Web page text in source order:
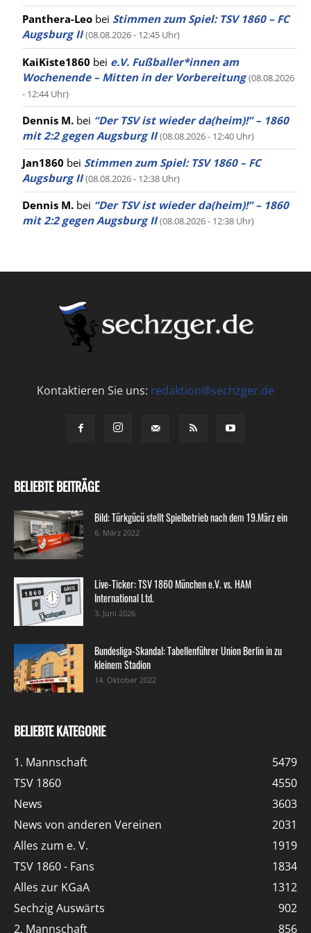
Panthera-Leo bei Stimmen zum Spiel: TSV 1860 – FC
Augsburg II (08.08.2026 - 12:45 Uhr)
KaiKiste1860 bei e.V. Fußballer*innen am
Wochenende – Mitten in der Vorbereitung (08.08.2026
- 12:44 Uhr)
Dennis M. bei “Der TSV ist wieder da(heim)!” – 1860
mit 2:2 gegen Augsburg II (08.08.2026 - 12:40 Uhr)
Jan1860 bei Stimmen zum Spiel: TSV 1860 – FC
Augsburg II (08.08.2026 - 12:38 Uhr)
Dennis M. bei “Der TSV ist wieder da(heim)!” – 1860
mit 2:2 gegen Augsburg II (08.08.2026 - 12:38 Uhr)
Kontaktieren Sie uns: redaktion@sechzger.de
BELIEBTE BEITRÄGE
Bild: Türkgücü stellt Spielbetrieb nach dem 19.März ein
6. März 2022
Live-Ticker: TSV 1860 München e.V. vs. HAM
International Ltd.
3. Juni 2026
Bundesliga-Skandal: Tabellenführer Union Berlin in zu
kleinem Stadion
14. Oktober 2022
BELIEBTE KATEGORIE
1. Mannschaft
5479
TSV 1860
4550
News
3603
News von anderen Vereinen
2031
Alles zum e. V.
1919
TSV 1860 - Fans
1834
Alles zur KGaA
1312
Sechzig Auswärts
902
2. Mannschaft
856